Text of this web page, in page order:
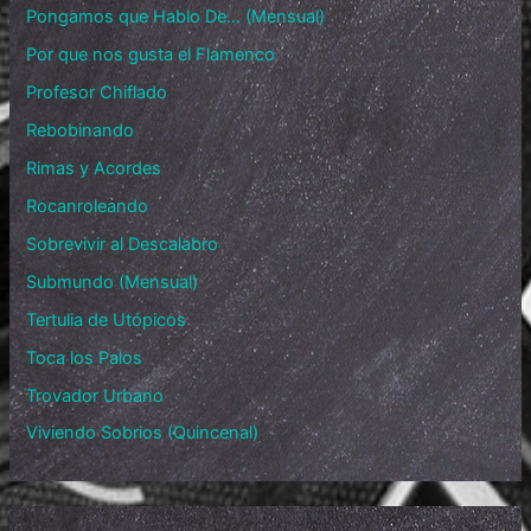
Pongamos que Hablo De… (Mensual)
Por que nos gusta el Flamenco
Profesor Chiflado
Rebobinando
Rimas y Acordes
Rocanroleando
Sobrevivir al Descalabro
Submundo (Mensual)
Tertulia de Utópicos
Toca los Palos
Trovador Urbano
Viviendo Sobrios (Quincenal)